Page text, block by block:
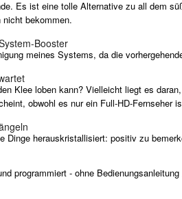
Es ist eine tolle Alternative zu all dem
bekommen.
Booster
meines Systems, da die
Klee loben kann? Vielleicht liegt es
obwohl es nur ein Full-HD-Fernseher
Dinge herauskristallisiert: positiv zu
programmiert - ohne